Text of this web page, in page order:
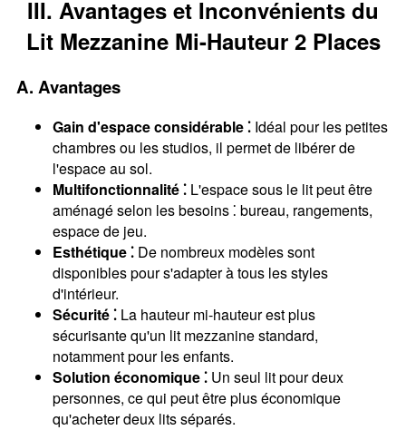
III. Avantages et Inconvénients du
Lit Mezzanine Mi-Hauteur 2 Places
A. Avantages
Gain d'espace considérable ⁚Idéal pour les petites
chambres ou les studios, il permet de libérer de
l'espace au sol.
Multifonctionnalité ⁚L'espace sous le lit peut être
aménagé selon les besoins ⁚ bureau, rangements,
espace de jeu.
Esthétique ⁚De nombreux modèles sont
disponibles pour s'adapter à tous les styles
d'intérieur.
Sécurité ⁚La hauteur mi-hauteur est plus
sécurisante qu'un lit mezzanine standard,
notamment pour les enfants.
Solution économique ⁚Un seul lit pour deux
personnes, ce qui peut être plus économique
qu'acheter deux lits séparés.